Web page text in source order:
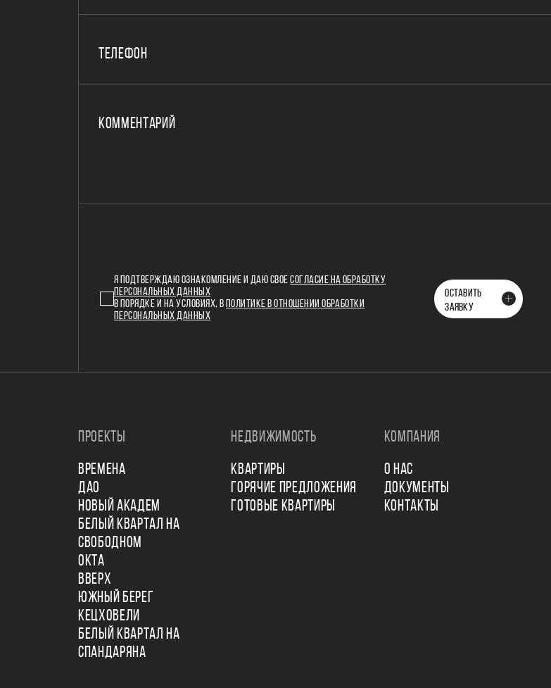
ТЕЛЕФОН
КОММЕНТАРИЙ
Я ПОДТВЕРЖДАЮ ОЗНАКОМЛЕНИЕ И ДАЮ СВОЕСОГЛАСИЕ НА ОБРАБОТКУ
ПЕРСОНАЛЬНЫХ ДАННЫХ
В ПОРЯДКЕ И НА УСЛОВИЯХ, В
ПОЛИТИКЕ В ОТНОШЕНИИ ОБРАБОТКИ
ПЕРСОНАЛЬНЫХ ДАННЫХ
ОСТАВИТЬ
ЗАЯВКУ
ПРОЕКТЫ
ВРЕМЕНА
ДАО
НОВЫЙ АКАДЕМ
БЕЛЫЙ КВАРТАЛ НА
СВОБОДНОМ
ОКТА
ВВЕРХ
ЮЖНЫЙ БЕРЕГ
КЕЦХОВЕЛИ
БЕЛЫЙ КВАРТАЛ НА
СПАНДАРЯНА
НЕДВИЖИМОСТЬ
КВАРТИРЫ
ГОРЯЧИЕ ПРЕДЛОЖЕНИЯ
ГОТОВЫЕ КВАРТИРЫ
КОМПАНИЯ
О НАС
ДОКУМЕНТЫ
КОНТАКТЫ